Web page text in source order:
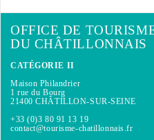
OFFICE DE
DU CHÂTILLONNAIS
CATÉGORIE II
Maison Philandrier
1 rue du Bourg
21400 CHÂTILLON-SUR-SEINE
+33 (0)3 80 91 13 19
contact@tourisme-chatillonnais.fr